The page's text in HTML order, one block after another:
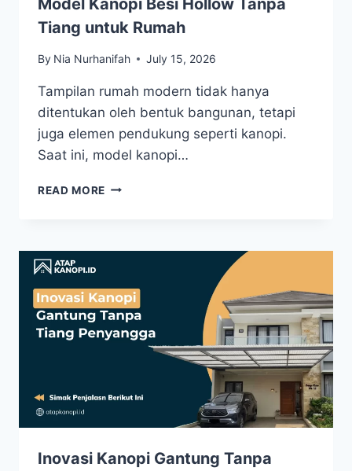
Tiang untuk Rumah
By Nia Nurhanifah July 15, 2026
Tampilan rumah modern tidak hanya
ditentukan oleh bentuk bangunan, tetapi
juga elemen pendukung seperti kanopi.
Saat ini, model kanopi…
READ MORE
Inovasi Kanopi Gantung Tanpa